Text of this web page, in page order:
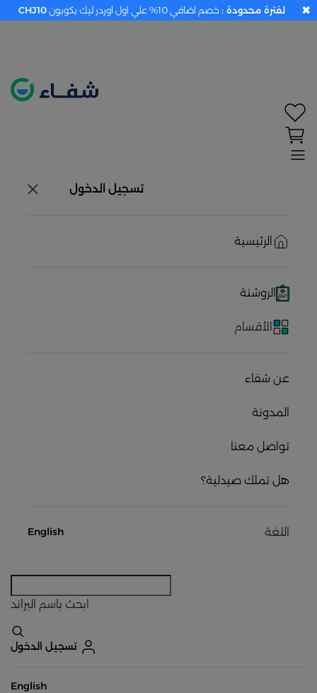
تسجيل الدخول
الرئيسية
الروشتة
الأقسام
عن شفاء
المدونة
تواصل معنا
هل تملك صيدلية؟
اللغة English
ابحث باسم البراند
تسجيل الدخول
English
لفترة محدودة : خصم اضافي 10% علي اول اوردر ليك بكوبون CHJ10 ✖